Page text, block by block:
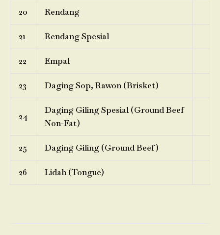
20 Rendang
21 Rendang Spesial
22 Empal
23 Daging Sop, Rawon (Brisket)
24
Daging Giling Spesial (Ground Beef
Non-Fat)
25 Daging Giling (Ground Beef)
26 Lidah (Tongue)